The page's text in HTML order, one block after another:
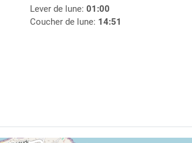
Lever de lune: 01:00
Coucher de lune: 14:51